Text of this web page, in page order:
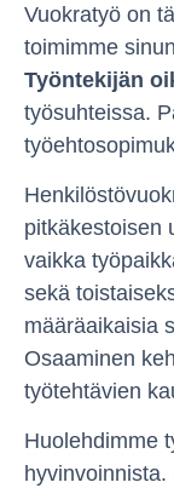
Vuokratyö on
toimimme
Työntekijän
työsuhteissa.
pitkäkestoisen
vaikka
sekä
määräaikaisia
Osaaminen
työtehtävien
Huolehdimme